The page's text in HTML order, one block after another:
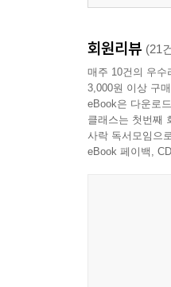
회원리뷰 (21
매주 10건의 우
3,000원 이상 구
eBook은 다운로
클래스는 첫번째
사락 독서모임으
eBook 페이백,